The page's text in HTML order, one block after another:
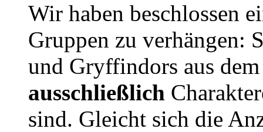
Wir haben beschlossen
Gruppen zu verhängen:
und Gryffindors aus
ausschließlich
sind. Gleicht sich die